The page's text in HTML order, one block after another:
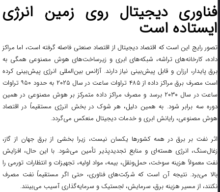
فناوری دیجیتال روی زمین انرژی
ایستاده است
تصور رایج این است که اقتصاد دیجیتال از اقتصاد صنعتی فاصله گرفته است، اما مراکز
داده، کارخانه‌های تراشه، شبکه‌های ابری و زیرساخت‌های هوش مصنوعی همگی به
برق پایدار، ارزان و قابل پیش‌بینی نیاز دارند. آژانس بین‌المللی انرژی پیش‌بینی کرده
است مصرف برق مراکز داده از ۴۸۵ تراوات ساعت در سال ۲۰۲۵ به حدود ۹۵۰ تراوات
ساعت در سال ۲۰۳۰ برسد و مصرف مراکز داده متمرکز بر هوش مصنوعی در همین
دوره سه برابر شود. به همین دلیل، هر شوک در بخش انرژی مستقیماً در اقتصاد
هوش مصنوعی، رایانش ابری و خدمات دیجیتال منعکس می‌گردد.
اثر نفت بر برق در همه کشورها یکسان نیست، زیرا بخشی از برق جهان از گاز،
زغال‌سنگ، انرژی هسته‌ای و منابع تجدیدپذیر تأمین می‌شود. با این حال، افزایش
نفت معمولاً هزینه سوخت، حمل‌ونقل، بیمه، مواد اولیه، تجهیزات و انتظارات تورمی را
بالا می‌برد. نتیجه آن است که شرکت‌های فناوری، حتی اگر مستقیماً نفت مصرف
نکنند، از مسیر هزینه برق، سرمایش، لجستیک و سرمایه‌گذاری آسیب می‌بینند.